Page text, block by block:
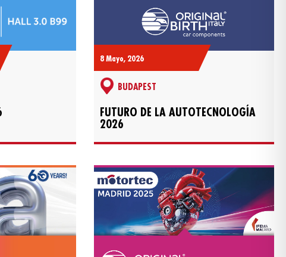
8 Mayo, 2026
BUDAPEST
FUTURO DE LA AUTOTECNOLOGÍA
2026